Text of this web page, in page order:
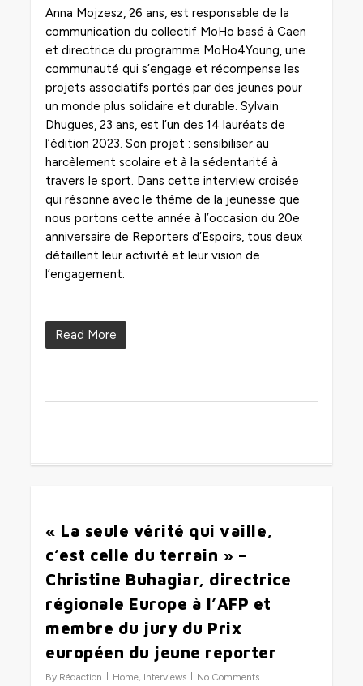
Anna Mojzesz, 26 ans, est responsable de la
communication du collectif MoHo basé à Caen
et directrice du programme MoHo4Young, une
communauté qui s’engage et récompense les
projets associatifs portés par des jeunes pour
un monde plus solidaire et durable. Sylvain
Dhugues, 23 ans, est l’un des 14 lauréats de
l’édition 2023. Son projet : sensibiliser au
harcèlement scolaire et à la sédentarité à
travers le sport. Dans cette interview croisée
qui résonne avec le thème de la jeunesse que
nous portons cette année à l’occasion du 20e
anniversaire de Reporters d’Espoirs, tous deux
détaillent leur activité et leur vision de
l’engagement.
Read More
« La seule vérité qui vaille,
c’est celle du terrain » –
Christine Buhagiar, directrice
régionale Europe à l’AFP et
membre du jury du Prix
européen du jeune reporter
By Rédaction Home, Interviews No Comments